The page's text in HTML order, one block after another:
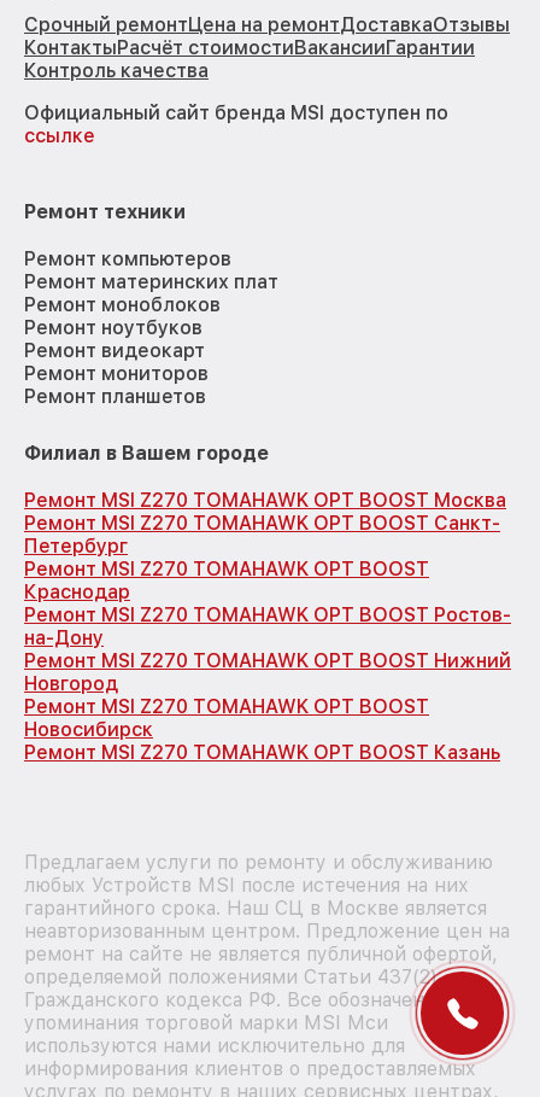
Срочный ремонтЦена на ремонтДоставкаОтзывы
КонтактыРасчёт стоимостиВакансииГарантии
Контроль качества
Официальный сайт бренда MSI доступен по
ссылке
Ремонт техники
Ремонт компьютеров
Ремонт материнских плат
Ремонт моноблоков
Ремонт ноутбуков
Ремонт видеокарт
Ремонт мониторов
Ремонт планшетов
Филиал в Вашем городе
Ремонт MSI Z270 TOMAHAWK OPT BOOST Москва
Ремонт MSI Z270 TOMAHAWK OPT BOOST Санкт-
Петербург
Ремонт MSI Z270 TOMAHAWK OPT BOOST
Краснодар
Ремонт MSI Z270 TOMAHAWK OPT BOOST Ростов-
на-Дону
Ремонт MSI Z270 TOMAHAWK OPT BOOST Нижний
Новгород
Ремонт MSI Z270 TOMAHAWK OPT BOOST
Новосибирск
Ремонт MSI Z270 TOMAHAWK OPT BOOST Казань
Предлагаем услуги по ремонту и обслуживанию
любых Устройств MSI после истечения на них
гарантийного срока. Наш СЦ в Москве является
неавторизованным центром. Предложение цен на
ремонт на сайте не является публичной офертой,
определяемой положениями Статьи 437(2)
Гражданского кодекса РФ. Все обозначения и
упоминания торговой марки MSI Мси
используются нами исключительно для
информирования клиентов о предоставляемых
услугах по ремонту в наших сервисных центрах,